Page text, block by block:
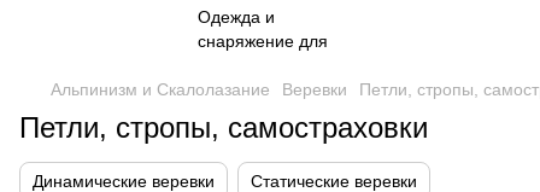
Альпинизм и Скалолазание Веревки Петли, стропы,
Петли, стропы, самостраховки
Динамические веревки Статические веревки